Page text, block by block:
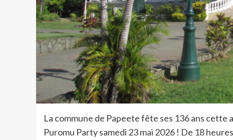
La commune de Papeete fête ses 136 ans cette
Puromu Party samedi 23 mai 2026 ! De 18